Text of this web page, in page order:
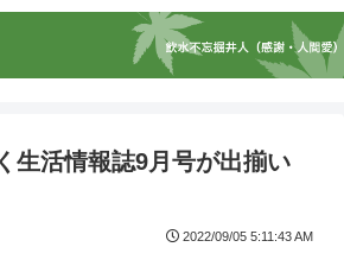
生活情報誌9月号が出揃い
2022/09/05 5:11:43 AM